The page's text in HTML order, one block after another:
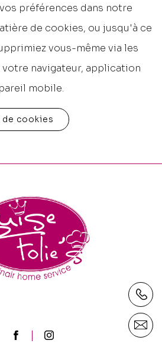
préférences dans notre
de cookies, ou jusqu'à ce
vous-même via les
votre navigateur, application
mobile.
cookies